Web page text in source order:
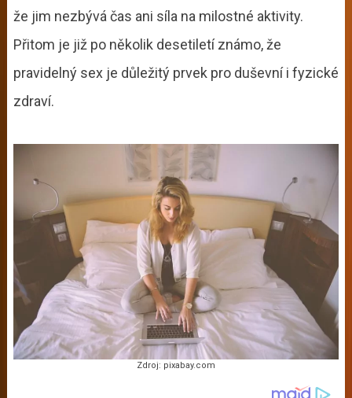
že jim nezbývá čas ani síla na milostné aktivity.
Přitom je již po několik desetiletí známo, že
pravidelný sex je důležitý prvek pro duševní i fyzické
zdraví.
Zdroj: pixabay.com